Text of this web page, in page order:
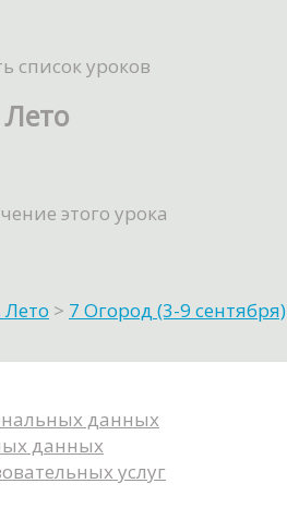
список уроков
этого урока
Лето > 7 Огород (3-9 сентября)
данных
данных
услуг